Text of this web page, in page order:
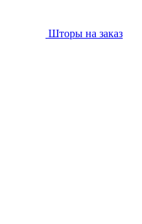
Шторы на заказ